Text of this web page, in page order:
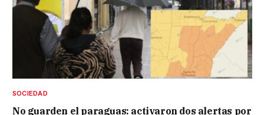
SOCIEDAD
No guarden el paraguas: activaron dos alertas por